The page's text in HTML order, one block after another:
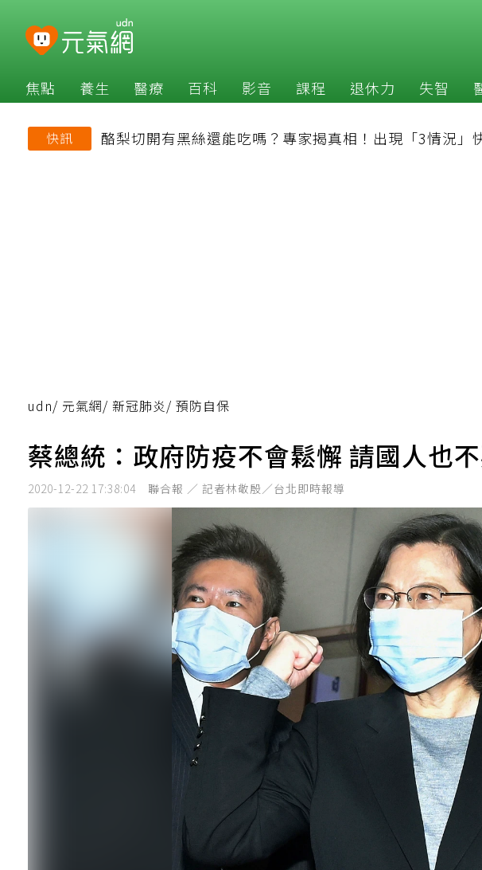
焦點 養生 醫療 百科 影音 課程 退休力 失智
快訊 酪梨切開有黑絲還能吃嗎？專家揭真相！出現「3情況」
udn/ 元氣網/ 新冠肺炎/ 預防自保
蔡總統：政府防疫不會鬆懈 請國人也
2020-12-22 17:38:04 聯合報 ／ 記者林敬殷／台北即時報導